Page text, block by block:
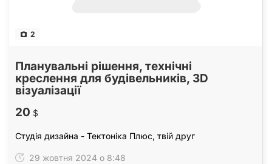
2
Планувальні рішення, технічні
креслення для будівельників, 3D
візуалізації
20 $
Студія дизайна - Тектоніка Плюс, твій друг
29 жовтня 2024 о 8:48